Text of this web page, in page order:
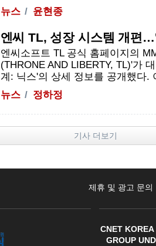
뉴스
윤현종
엔씨 TL, 성장 시스템 개편
엔씨소프트 TL 공식 홈페이지의
(THRONE AND LIBERTY, TL)'가
계: 닉스'의 상세 정보를 공개했다.
뉴스
정하정
기사 더보기
제휴 및 광고 문의
CNET
GROUP